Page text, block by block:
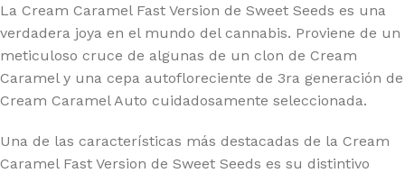
La Cream Caramel Fast Version de Sweet Seeds es una
verdadera joya en el mundo del cannabis. Proviene de un
meticuloso cruce de algunas de un clon de Cream
Caramel y una cepa autofloreciente de 3ra generación de
Cream Caramel Auto cuidadosamente seleccionada.
Una de las características más destacadas de la Cream
Caramel Fast Version de Sweet Seeds es su distintivo